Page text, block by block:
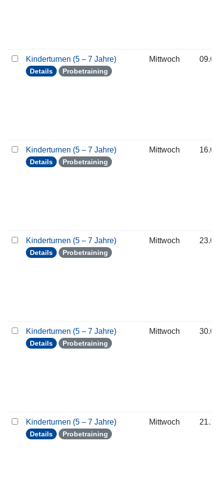
Kinderturnen (5 – 7 Jahre)
Details Probetraining
Mittwoch
Kinderturnen (5 – 7 Jahre)
Details Probetraining
Mittwoch
Kinderturnen (5 – 7 Jahre)
Details Probetraining
Mittwoch
Kinderturnen (5 – 7 Jahre)
Details Probetraining
Mittwoch
Kinderturnen (5 – 7 Jahre)
Details Probetraining
Mittwoch